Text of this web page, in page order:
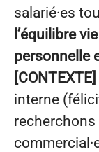
salarié·es
l’équilibre
personnelle
[CONTEXTE]
interne
recherchons